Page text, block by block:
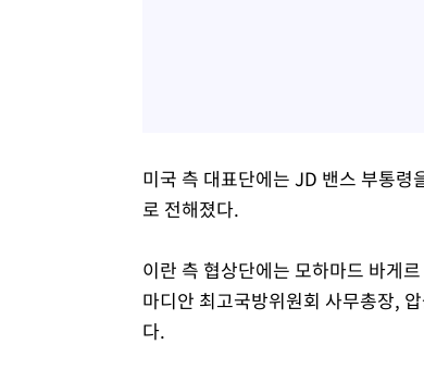
미국 측 대표단에는 JD 밴스 부통령
로 전해졌다.
이란 측 협상단에는 모하마드 바게
마디안 최고국방위원회 사무총장,
다.